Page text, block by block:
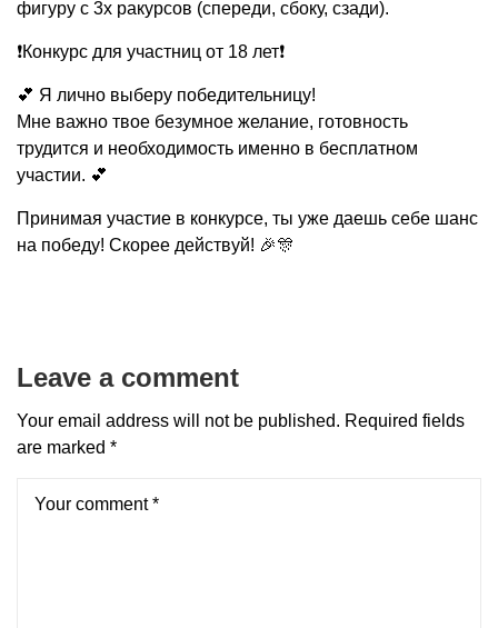
фигуру с 3х ракурсов (спереди, сбоку, сзади).
❗Конкурс для участниц от 18 лет❗
💕 Я лично выберу победительницу!
Мне важно твое безумное желание, готовность
трудится и необходимость именно в бесплатном
участии. 💕
Принимая участие в конкурсе, ты уже даешь себе шанс
на победу! Скорее действуй! 🎉🎊
Leave a comment
Your email address will not be published. Required fields
are marked *